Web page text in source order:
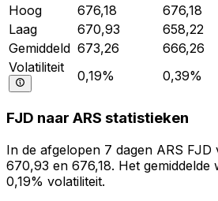
Hoog
676,18 676,18
Laag
670,93 658,22
Gemiddeld 673,26 666,26
Volatiliteit
0,19% 0,39%
FJD naar ARS statistieken
In de afgelopen 7 dagen ARS FJD
670,93 en 676,18. Het gemiddelde
0,19% volatiliteit.